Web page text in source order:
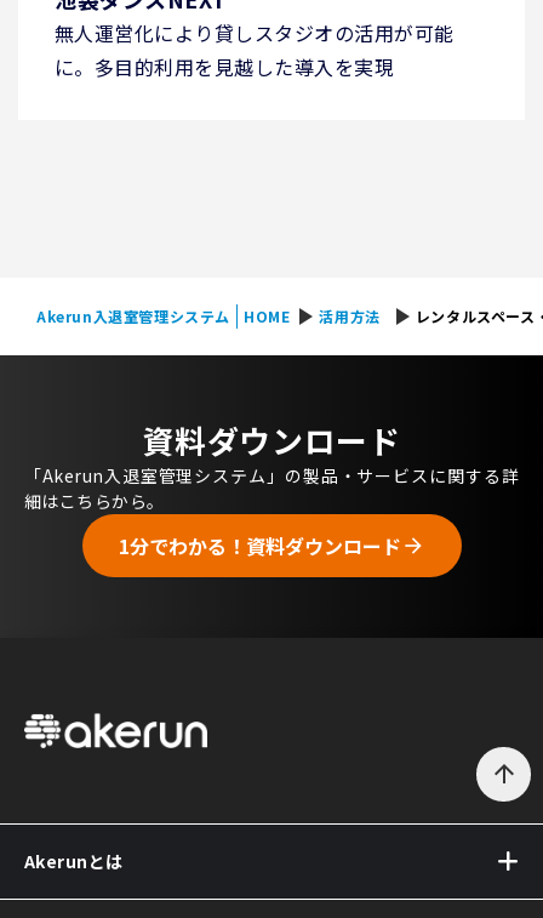
無人運営化により貸しスタジオの活用が可能
に。多目的利用を見越した導入を実現
Akerun入退室管理システム HOME play_arrow活用方法 play_arrow レンタルスペー
資料ダウンロード
「Akerun入退室管理システム」の製品・サービスに関する詳
細はこちらから。
1分でわかる！資料ダウンロード arrow_forward
arrow_upward
Akerunとは